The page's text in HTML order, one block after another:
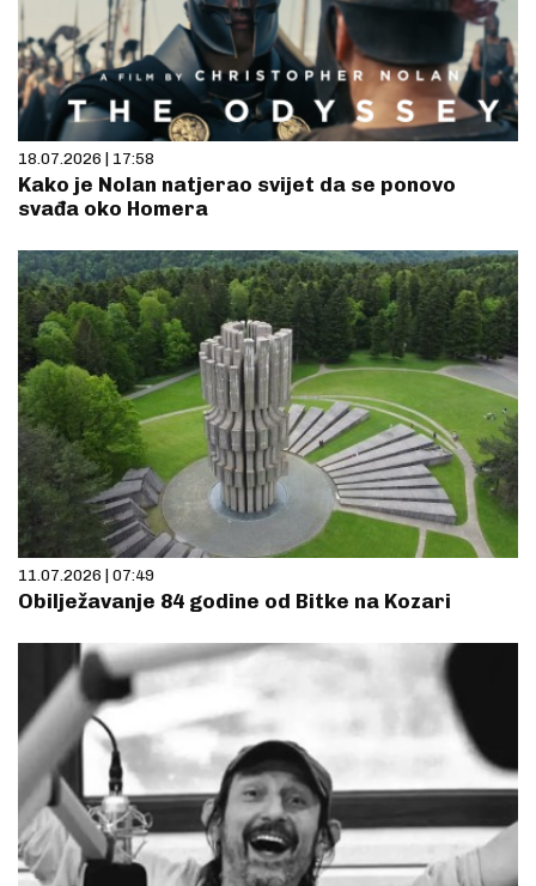
18.07.2026 | 17:58
Kako je Nolan natjerao svijet da se ponovo
svađa oko Homera
11.07.2026 | 07:49
Obilježavanje 84 godine od Bitke na Kozari